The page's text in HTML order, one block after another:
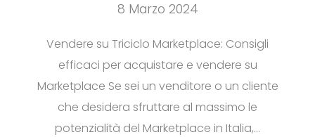
8 Marzo 2024
Vendere su Triciclo Marketplace: Consigli
efficaci per acquistare e vendere su
Marketplace Se sei un venditore o un cliente
che desidera sfruttare al massimo le
potenzialità del Marketplace in Italia,…